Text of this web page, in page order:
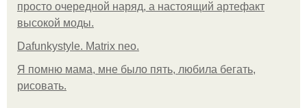
просто очередной наряд, а настоящий артефакт
высокой моды.
Dafunkystyle. Matrix neo.
Я помню мама, мне было пять, любила бегать,
рисовать.